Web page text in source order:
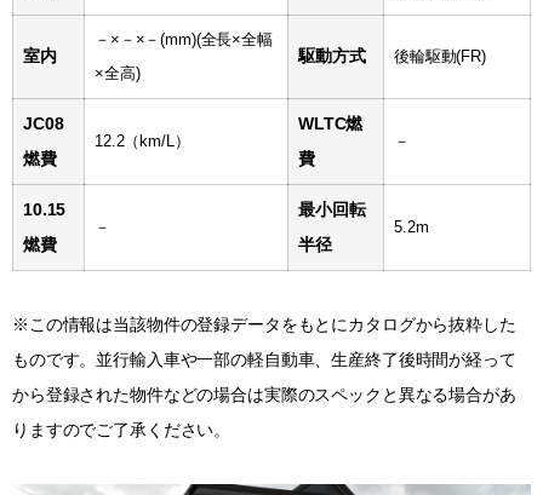
室内
－×－×－(mm)(全長×全幅
×全高)
駆動方式 後輪駆動(FR)
JC08
燃費
12.2（km/L）
WLTC燃
費
－
10.15
燃費
－
最小回転
半径
5.2m
※この情報は当該物件の登録データをもとにカタログから抜粋した
ものです。並行輸入車や一部の軽自動車、生産終了後時間が経って
から登録された物件などの場合は実際のスペックと異なる場合があ
りますのでご了承ください。